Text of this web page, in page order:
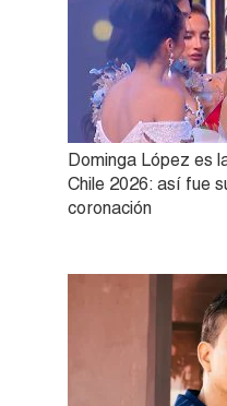
Dominga López es
Chile 2026: así fue
coronación